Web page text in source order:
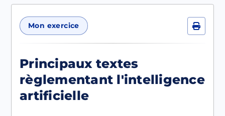
Mon exercice
Principaux textes
règlementant l'intelligence
artificielle